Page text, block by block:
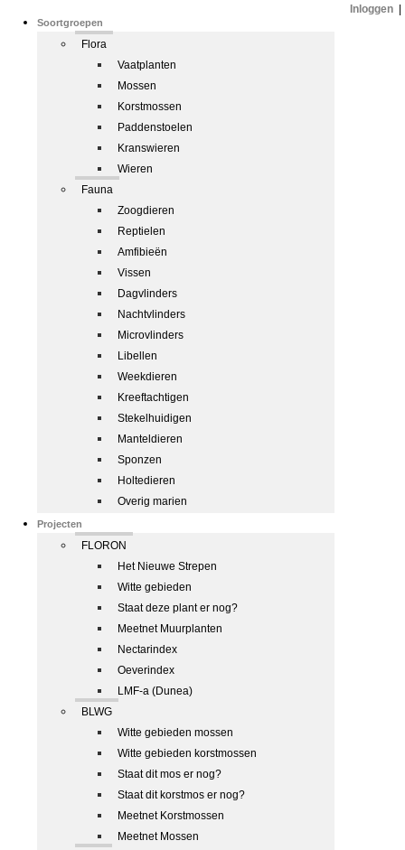
Soortgroepen
Flora
Vaatplanten
Mossen
Korstmossen
Paddenstoelen
Kranswieren
Wieren
Fauna
Zoogdieren
Reptielen
Amfibieën
Vissen
Dagvlinders
Nachtvlinders
Microvlinders
Libellen
Weekdieren
Kreeftachtigen
Stekelhuidigen
Manteldieren
Sponzen
Holtedieren
Overig marien
Projecten
FLORON
Het Nieuwe Strepen
Witte gebieden
Staat deze plant er nog?
Meetnet Muurplanten
Nectarindex
Oeverindex
LMF-a (Dunea)
BLWG
Witte gebieden mossen
Witte gebieden korstmossen
Staat dit mos er nog?
Staat dit korstmos er nog?
Meetnet Korstmossen
Meetnet Mossen
Inloggen